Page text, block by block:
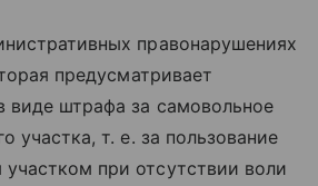
правонарушениях
предусматривает
виде штрафа за самовольное
участка, т. е. за пользование
при отсутствии воли